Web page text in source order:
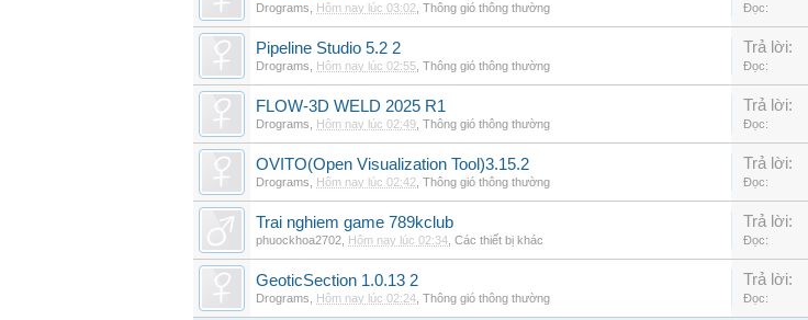
Drograms Hôm nay lúc 03:02 Thông gió thông thường Đọc:
Pipeline Studio 5.2 2
Drograms Hôm nay lúc 02:55 Thông gió thông thường
Trả lời:
Đọc:
FLOW-3D WELD 2025 R1
Drograms Hôm nay lúc 02:49 Thông gió thông thường
Trả lời:
Đọc:
OVITO(Open Visualization Tool)3.15.2
Drograms Hôm nay lúc 02:42 Thông gió thông thường
Trả lời:
Đọc:
Trai nghiem game 789kclub
phuockhoa2702 Hôm nay lúc 02:34 Các thiết bị khác
Trả lời:
Đọc:
GeoticSection 1.0.13 2
Drograms Hôm nay lúc 02:24 Thông gió thông thường
Trả lời:
Đọc: